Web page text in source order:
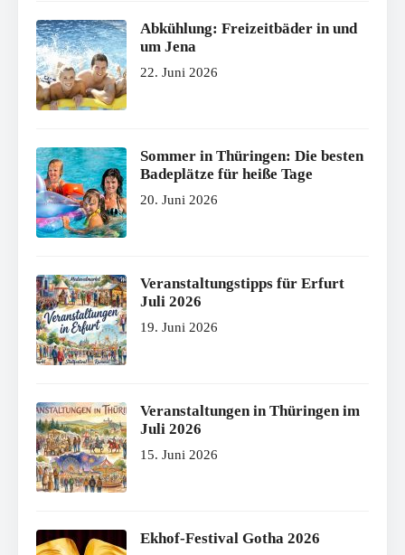
Abkühlung: Freizeitbäder in und
um Jena
22. Juni 2026
Sommer in Thüringen: Die besten
Badeplätze für heiße Tage
20. Juni 2026
Veranstaltungstipps für Erfurt
Juli 2026
19. Juni 2026
Veranstaltungen in Thüringen im
Juli 2026
15. Juni 2026
Ekhof-Festival Gotha 2026